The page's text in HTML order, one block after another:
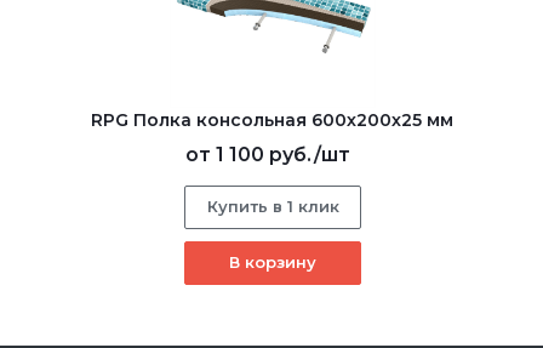
RPG Полка консольная 600х200х25 мм
от 1 100 руб./шт
Купить в 1 клик
В корзину